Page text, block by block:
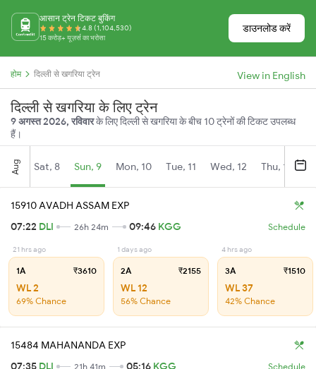
आसान ट्रेन टिकट बुकिंग
4.8 (1,104,530)
15 करोड़+ यूज़र्स का भरोसा
डाउनलोड करें
होम दिल्ली से खगरिया ट्रेन View in English
दिल्ली से खगरिया के लिए ट्रेन
9 अगस्त 2026, रविवारके लिए दिल्ली से खगरिया के बीच 10 ट्रेनों की टिकट उपलब्ध
हैं।
Aug Sat, 8 Sun, 9 Mon, 10 Tue, 11 Wed, 12 Thu, 13
15910 AVADH ASSAM EXP
07:22 DLI 26h 24m 09:46 KGG Schedule
21 hrs ago
1A ₹3610
WL 2
69% Chance
1 days ago
2A ₹2155
WL 12
56% Chance
4 hrs ago
3A ₹1510
WL 37
42% Chance
15484 MAHANANDA EXP
07:35 DLI 21h 41m 05:16 KGG Schedule